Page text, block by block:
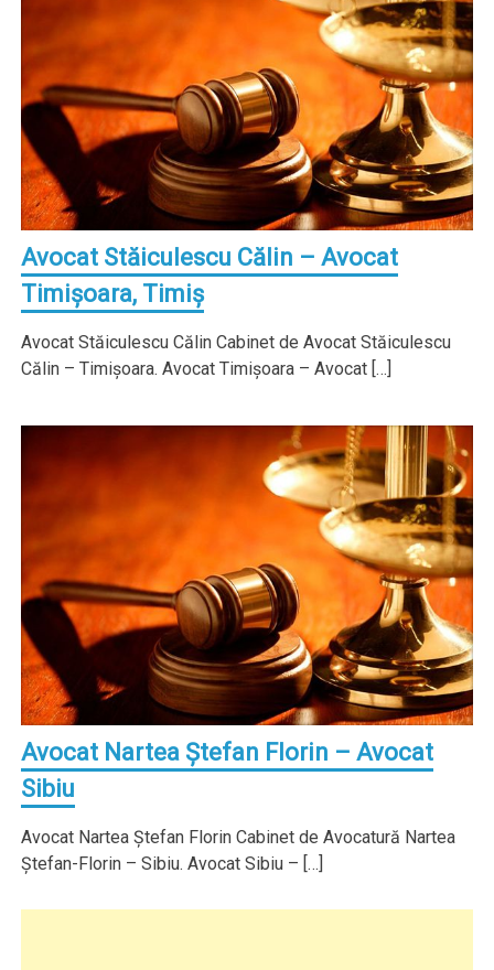
Avocat Stăiculescu Călin – Avocat
Timişoara, Timiş
Avocat Stăiculescu Călin Cabinet de Avocat Stăiculescu
Călin – Timişoara. Avocat Timişoara – Avocat […]
Avocat Nartea Ştefan Florin – Avocat
Sibiu
Avocat Nartea Ştefan Florin Cabinet de Avocatură Nartea
Ştefan-Florin – Sibiu. Avocat Sibiu – […]